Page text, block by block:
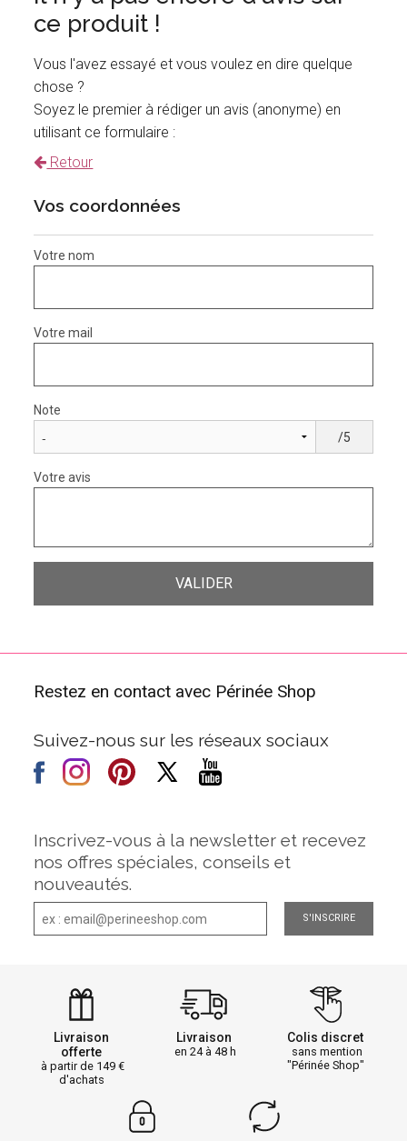
ce produit !
Vous l'avez essayé et vous voulez en dire quelque
chose ?
Soyez le premier à rédiger un avis (anonyme) en
utilisant ce formulaire :
Retour
Vos coordonnées
Votre nom
Votre mail
Note
/5
Votre avis
Restez en contact avec Périnée Shop
Suivez-nous sur les réseaux sociaux
Inscrivez-vous à la newsletter et recevez
nos offres spéciales, conseils et
nouveautés.
S'INSCRIRE
Livraison
offerte
à partir de 149
d'achats
Livraison
en 24 à 48 h
Colis discret
sans mention
"Périnée Shop"